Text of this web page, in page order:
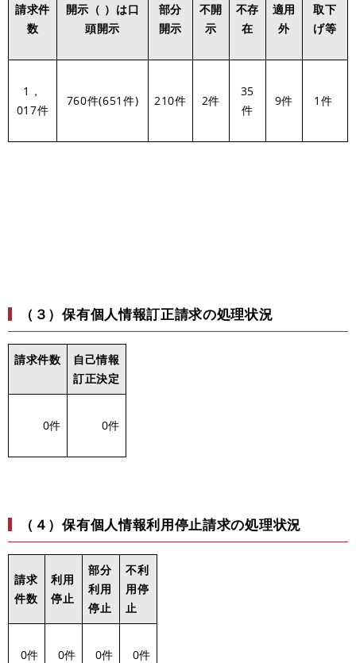
請求件
数
開示（ ）は口
頭開示
部分
開示
不開
示
不存
在
適用
外
取下
げ等
1，
017件
760件(651件) 210件 2件
35
件
9件 1件
（３）保有個人情報訂正請求の処理状況
請求件数
自己情報
訂正決定
0件 0件
（４）保有個人情報利用停止請求の処理状況
請求
件数
利用
停止
部分
利用
停止
不利
用停
止
0件 0件 0件 0件